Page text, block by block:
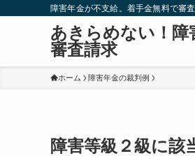
障害年金が不支給。着手金無料で審
あきらめない！障
審査請求
ホーム 障害年金の裁判例
障害等級２級に該